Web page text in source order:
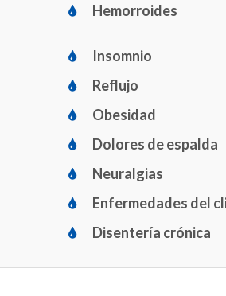
Hemorroides
Insomnio
Reflujo
Obesidad
Dolores de espalda
Neuralgias
Enfermedades del
Disentería crónica